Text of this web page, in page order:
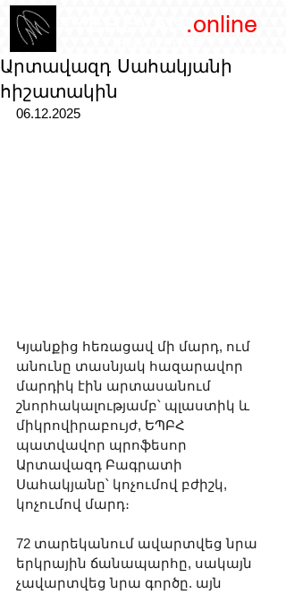
.online
Արտավազդ Սահակյանի
հիշատակին
06.12.2025
Կյանքից հեռացավ մի մարդ, ում
անունը տասնյակ հազարավոր
մարդիկ էին արտասանում
շնորհակալությամբ՝ պլաստիկ և
միկրովիրաբույժ, ԵՊԲՀ
պատվավոր պրոֆեսոր
Արտավազդ Բագրատի
Սահակյանը՝ կոչումով բժիշկ,
կոչումով մարդ։
72 տարեկանում ավարտվեց նրա
երկրային ճանապարհը, սակայն
չավարտվեց նրա գործը. այն